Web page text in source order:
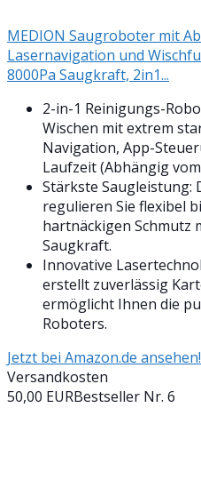
MEDION Saugroboter mit
Lasernavigation und
8000Pa Saugkraft, 2in1...
2-in-1 Reinigungs-
Wischen mit extrem
Navigation, App-
Laufzeit (Abhängig
Stärkste Saugleistung:
regulieren Sie flexibel
hartnäckigen Schmutz
Saugkraft.
Innovative
erstellt zuverlässig
ermöglicht Ihnen die
Roboters.
Jetzt bei Amazon.de ansehen!
Versandkosten
50,00 EURBestseller Nr. 6